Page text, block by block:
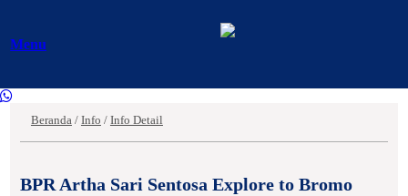
Menu
Beranda / Info / Info Detail
BPR Artha Sari Sentosa Explore to Bromo